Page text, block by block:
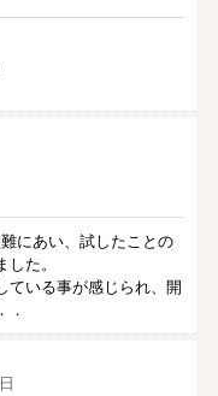
にあい、試したことの
た。
ている事が感じられ、開
．